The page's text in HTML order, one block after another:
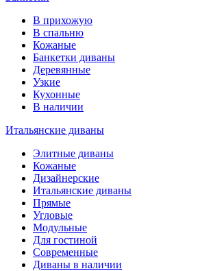
В прихожую
В спальню
Кожаные
Банкетки диваны
Деревянные
Узкие
Кухонные
В наличии
Итальянские диваны
Элитные диваны
Кожаные
Дизайнерские
Итальянские диваны
Прямые
Угловые
Модульные
Для гостиной
Современные
Диваны в наличии